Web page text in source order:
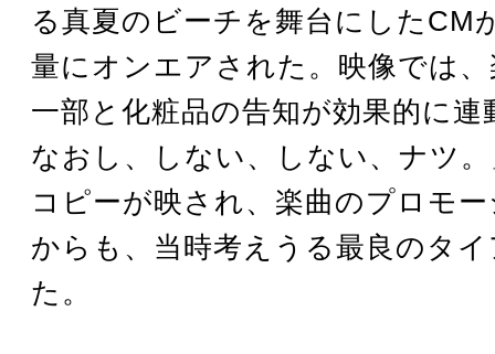
る真夏のビーチを舞台にしたCM
量にオンエアされた。映像では
一部と化粧品の告知が効果的に連
なおし、しない、しない、ナツ
コピーが映され、楽曲のプロモ
からも、当時考えうる最良のタ
た。